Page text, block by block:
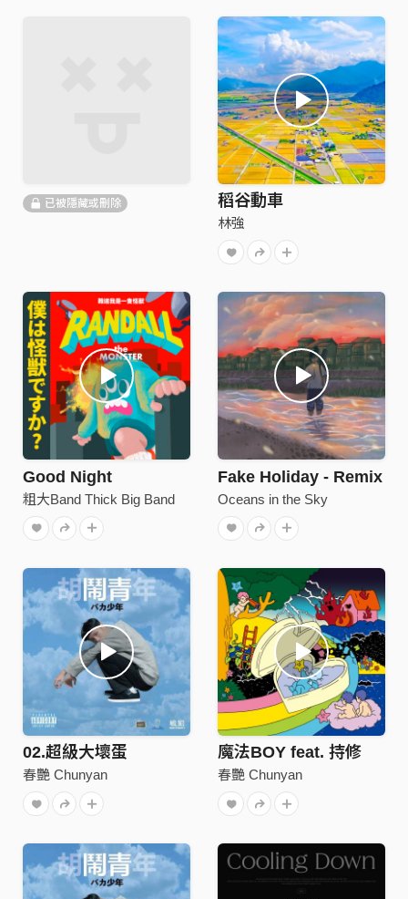
已被隱藏或刪除 稻谷動車
林強
Good Night
粗大Band Thick Big Band
Fake Holiday - Remix
Oceans in the Sky
02.超級大壞蛋
春艷 Chunyan
魔法BOY feat. 持修
春艷 Chunyan